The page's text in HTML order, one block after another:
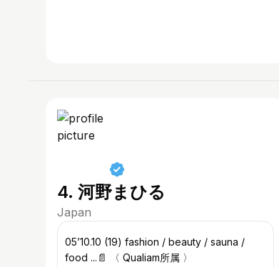
4. 河野まひる
Japan
05’10.10 (19) fashion / beauty / sauna /
food ...📄 〈 Qualiam所属 〉